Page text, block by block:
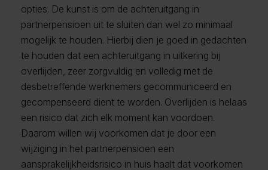
opties. De kunst is om de achteruitgang in
partnerpensioen uit te sluiten dan wel zo minimaal
mogelijk te houden. Hierbij dien je goed in gedachten
te houden dat een achteruitgang in uitkering bij
overlijden, zeer zorgvuldig en volledig met de
desbetreffende werknemers gecommuniceerd en
gecompenseerd dient te worden. Overlijden is helaas
een risico dat zich elk moment kan voordoen.
Daarom willen wij voorkomen dat je door een
wijziging in het partnerpensioen een
aansprakelijkheidsrisico in huis haalt dat voorkomen